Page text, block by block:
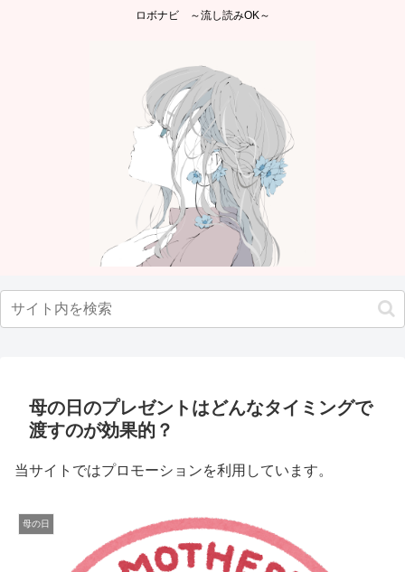
ロボナビ ～流し読みOK～
母の日のプレゼントはどんなタイミングで
渡すのが効果的？
当サイトではプロモーションを利用しています。
母の日